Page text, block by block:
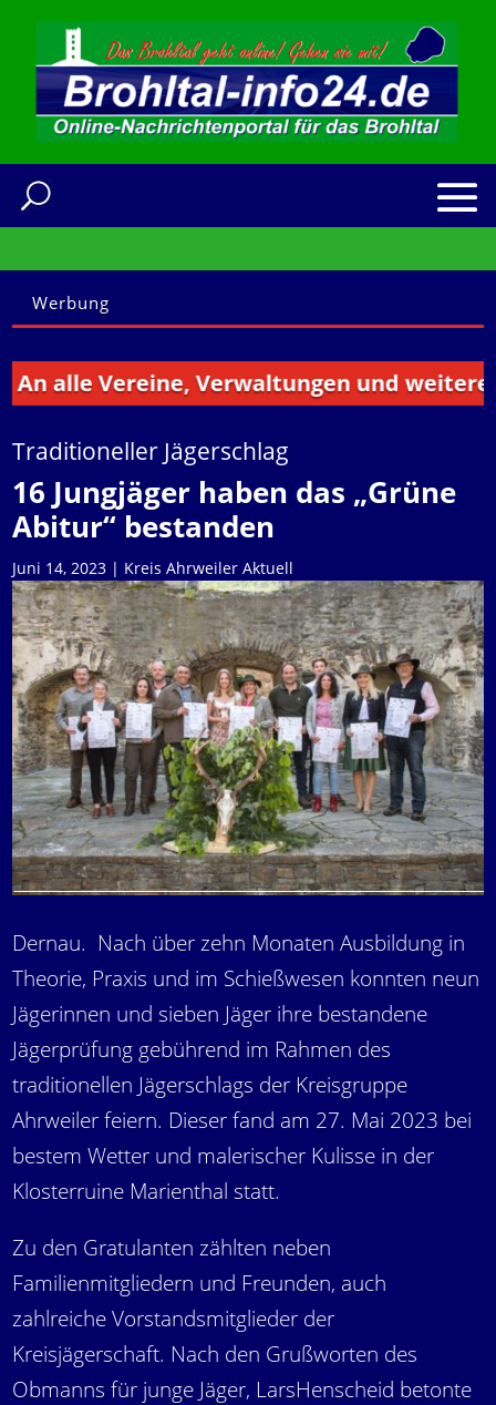
Werbung
Vereine, Verwaltungen und weitere
Traditioneller Jägerschlag
16 Jungjäger haben das „Grüne
Abitur“ bestanden
Juni 14, 2023 | Kreis Ahrweiler Aktuell
Dernau. Nach über zehn Monaten Ausbildung in
Theorie, Praxis und im Schießwesen konnten neun
Jägerinnen und sieben Jäger ihre bestandene
Jägerprüfung gebührend im Rahmen des
traditionellen Jägerschlags der Kreisgruppe
Ahrweiler feiern. Dieser fand am 27. Mai 2023 bei
bestem Wetter und malerischer Kulisse in der
Klosterruine Marienthal statt.
Zu den Gratulanten zählten neben
Familienmitgliedern und Freunden, auch
zahlreiche Vorstandsmitglieder der
Kreisjägerschaft. Nach den Grußworten des
Obmanns für junge Jäger, LarsHenscheid betonte